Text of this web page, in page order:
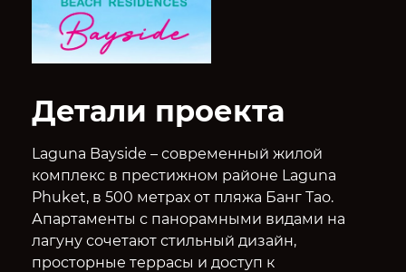
Детали проекта
Laguna Bayside – современный жилой
комплекс в престижном районе Laguna
Phuket, в 500 метрах от пляжа Банг Тао.
Апартаменты с панорамными видами на
лагуну сочетают стильный дизайн,
просторные террасы и доступ к